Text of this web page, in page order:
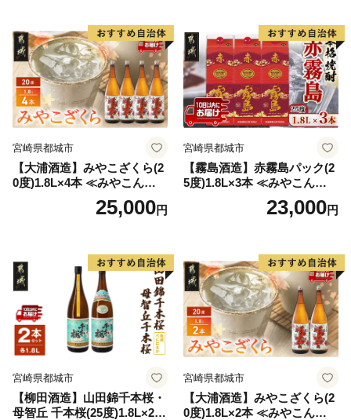
宮崎県都城市
【大浦酒造】みやこざくら(2
0度)1.8L×4本 ≪みやこんじょ
特急便≫_AD-077125,000円
宮崎県都城市
【霧島酒造】赤霧島パック(2
5度)1.8L×3本 ≪みやこんじょ
特急便≫_23-07-K03P-1800-3
23,000円
宮崎県都城市
【柳田酒造】山田錦千本桜・
母智丘 千本桜(25度)1.8L×2本
宮崎県都城市
【大浦酒造】みやこざくら(2
0度)1.8L×2本 ≪みやこんじょ